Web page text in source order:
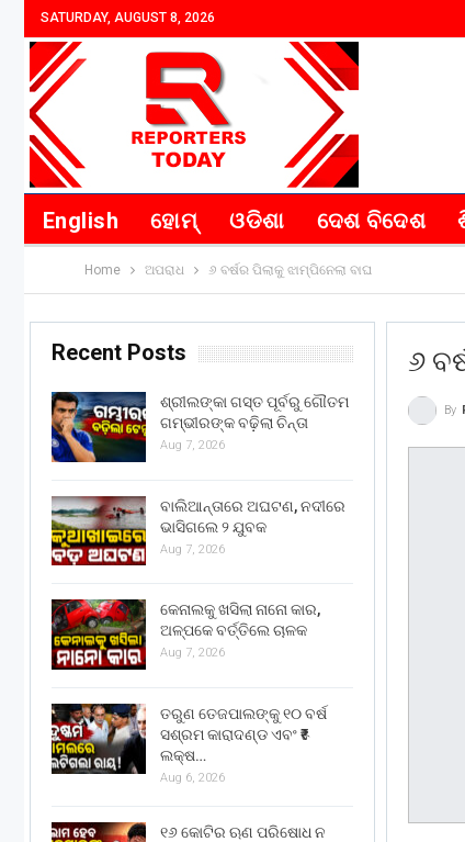
SATURDAY, AUGUST 8, 2026
English ହୋମ୍ ଓଡିଶା ଦେଶ ବିଦେଶ
Home ଅପରାଧ ୬ ବର୍ଷର ପିଲାକୁ ଝାମ୍ପିନେଲା ବାଘ
୬
By
Recent Posts
ଶ୍ରୀଲଙ୍କା ଗସ୍ତ ପୂର୍ବରୁ ଗୌତମ
ଗମ୍ଭୀରଙ୍କ ବଢ଼ିଲା ଚିନ୍ତା
Aug 7, 2026
ବାଲିଆନ୍ତାରେ ଅଘଟଣ, ନଦୀରେ
ଭାସିଗଲେ ୨ ଯୁବକ
Aug 7, 2026
କେନାଲକୁ ଖସିଲା ନାନୋ କାର,
ଅଳ୍ପକେ ବର୍ତ୍ତିଲେ ଚାଳକ
Aug 7, 2026
ତରୁଣ ତେଜପାଲଙ୍କୁ ୧୦ ବର୍ଷ
ସଶ୍ରମ କାରାଦଣ୍ଡ ଏବଂ ₹୫
ଲକ୍ଷ…
Aug 6, 2026
୧୬ କୋଟିର ଋଣ ପରିଷୋଧ ନ